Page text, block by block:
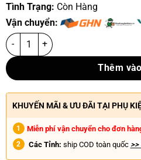
Tình Trạng: Còn Hàng
Vận chuyển:
Thêm
KHUYẾN MÃI & ƯU ĐÃI TẠI PHỤ
Miễn phí vận chuyển cho đơn
Các Tỉnh: ship COD toàn quốc >>